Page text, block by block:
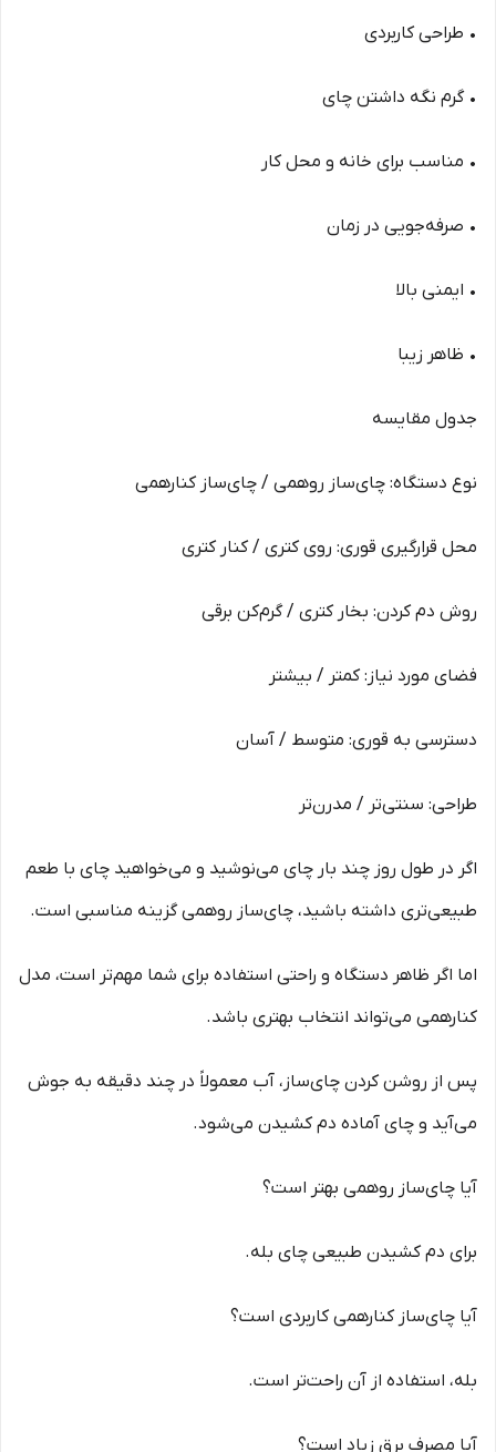
• طراحی کاربردی
• گرم نگه داشتن چای
• مناسب برای خانه و محل کار
• صرفه‌جویی در زمان
• ایمنی بالا
• ظاهر زیبا
جدول مقایسه
نوع دستگاه: چای‌ساز روهمی / چای‌ساز کنارهمی
محل قرارگیری قوری: روی کتری / کنار کتری
روش دم کردن: بخار کتری / گرم‌کن برقی
فضای مورد نیاز: کمتر / بیشتر
دسترسی به قوری: متوسط / آسان
طراحی: سنتی‌تر / مدرن‌تر
اگر در طول روز چند بار چای می‌نوشید و می‌خواهید چای با طعم
طبیعی‌تری داشته باشید، چای‌ساز روهمی گزینه مناسبی است.
اما اگر ظاهر دستگاه و راحتی استفاده برای شما مهم‌تر است، مدل
کنارهمی می‌تواند انتخاب بهتری باشد.
پس از روشن کردن چای‌ساز، آب معمولاً در چند دقیقه به جوش
می‌آید و چای آماده دم کشیدن می‌شود.
آیا چای‌ساز روهمی بهتر است؟
برای دم کشیدن طبیعی چای بله.
آیا چای‌ساز کنارهمی کاربردی است؟
بله، استفاده از آن راحت‌تر است.
آیا مصرف برق زیاد است؟